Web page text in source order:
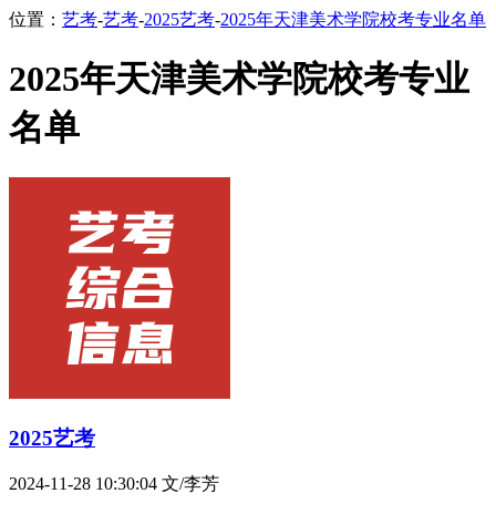
位置： 艺考-艺考-2025艺考-2025年天津美术学院校考专业名单
2025年天津美术学院校考专业
名单
2025艺考
2024-11-28 10:30:04 文/李芳